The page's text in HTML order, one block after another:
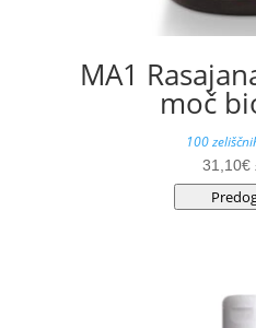
MA1
moč
100
31,10€